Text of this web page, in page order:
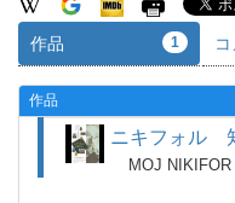
作品 1
作品
ニキフォル
MOJ NIKIFOR